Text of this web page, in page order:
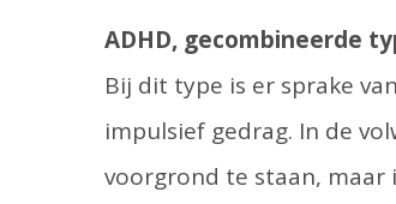
ADHD, gecombineerde
Bij dit type is er sprake
impulsief gedrag. In de
voorgrond te staan,